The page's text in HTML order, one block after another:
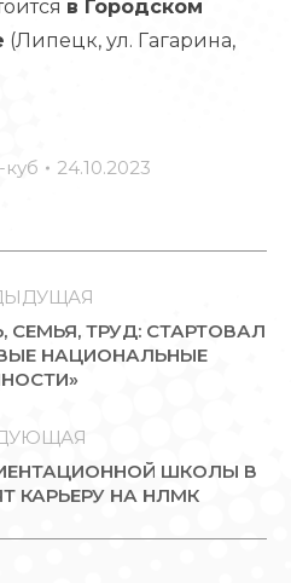
в Городском
(Липецк, ул. Гагарина,
куб 24.10.2023
Предыдущая
запись:
ТРУД: СТАРТОВАЛ
НАЦИОНАЛЬНЫЕ
Следующая
ШКОЛЫ В
КАРЬЕРУ НА НЛМК